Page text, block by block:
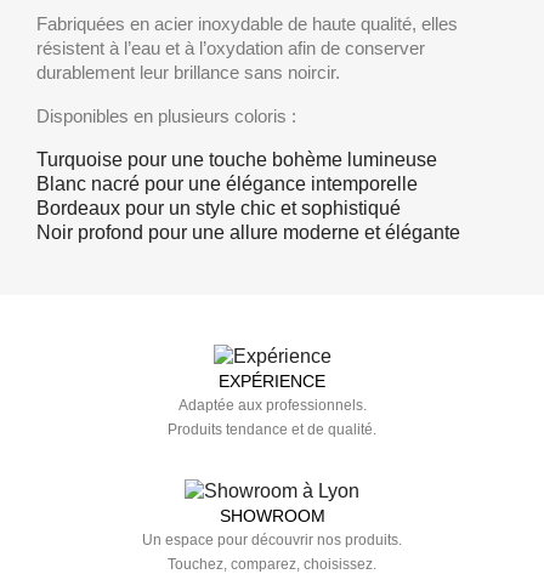
Fabriquées en acier inoxydable de haute qualité, elles
résistent à l’eau et à l’oxydation afin de conserver
durablement leur brillance sans noircir.
Disponibles en plusieurs coloris :
Turquoise pour une touche bohème lumineuse
Blanc nacré pour une élégance intemporelle
Bordeaux pour un style chic et sophistiqué
Noir profond pour une allure moderne et élégante
EXPÉRIENCE
Adaptée aux professionnels.
Produits tendance et de qualité.
SHOWROOM
Un espace pour découvrir nos produits.
Touchez, comparez, choisissez.